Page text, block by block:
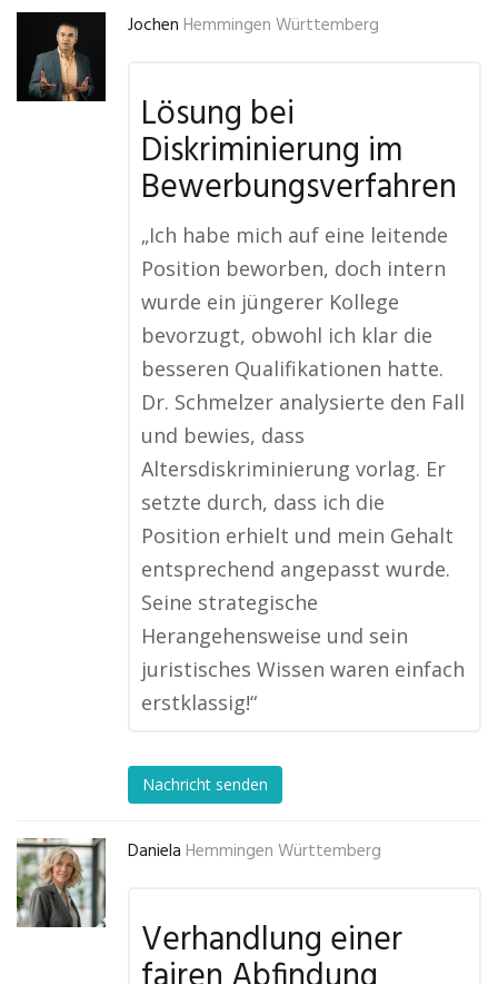
Jochen Hemmingen Württemberg
Lösung bei
Diskriminierung im
Bewerbungsverfahren
„Ich habe mich auf eine leitende
Position beworben, doch intern
wurde ein jüngerer Kollege
bevorzugt, obwohl ich klar die
besseren Qualifikationen hatte.
Dr. Schmelzer analysierte den Fall
und bewies, dass
Altersdiskriminierung vorlag. Er
setzte durch, dass ich die
Position erhielt und mein Gehalt
entsprechend angepasst wurde.
Seine strategische
Herangehensweise und sein
juristisches Wissen waren einfach
erstklassig!“
Nachricht senden
Daniela Hemmingen Württemberg
Verhandlung einer